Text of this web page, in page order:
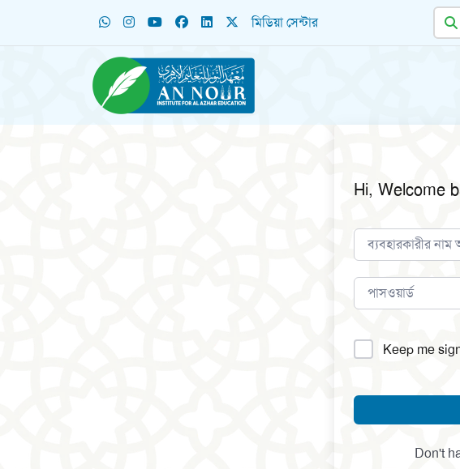
মিডিয়া সেন্টার
Hi, Welcome
Alternative:
Keep me
Don't